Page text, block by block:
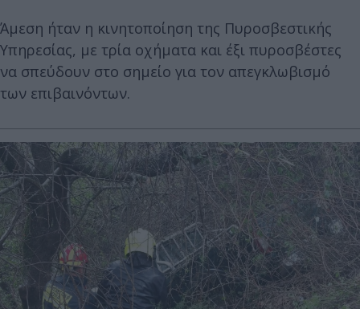
Άμεση ήταν η κινητοποίηση της Πυροσβεστικής
Υπηρεσίας, με τρία οχήματα και έξι πυροσβέστες
να σπεύδουν στο σημείο για τον απεγκλωβισμό
των επιβαινόντων.